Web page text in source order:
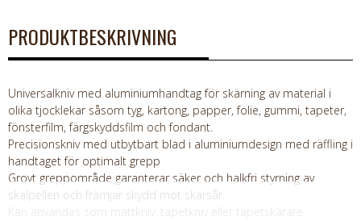
PRODUKTBESKRIVNING
Universalkniv med aluminiumhandtag för skärning av material i
olika tjocklekar såsom tyg, kartong, papper, folie, gummi, tapeter,
fönsterfilm, färgskyddsfilm och fondant.
Precisionskniv med utbytbart blad i aluminiumdesign med räffling i
handtaget för optimalt grepp
Grovt greppområde garanterar säker och halkfri styrning av
skalpellen och främjar skydd mot skärsår
Kan användas som mattkniv, tapetkniv eller tapetskärare